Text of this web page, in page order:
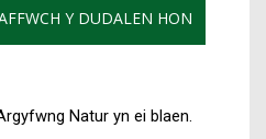
Y DUDALEN HON
Natur yn ei blaen.